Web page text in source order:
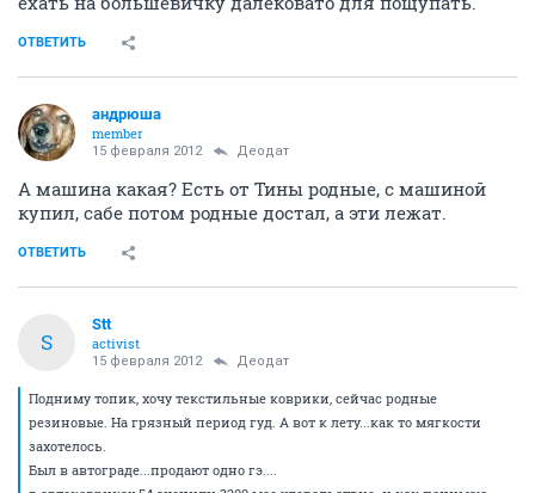
ОТВЕТИТЬ
андрюша
member
15 февраля 2012 Деодат
А машина какая? Есть от Тины родные, с машиной
купил, сабе потом родные достал, а эти лежат.
ОТВЕТИТЬ
S
Stt
activist
15 февраля 2012 Деодат
Подниму топик, хочу текстильные коврики, сейчас родные
резиновые. На грязный период гуд. А вот к лету...как то мягкости
захотелось.
Был в автограде...продают одно гэ....